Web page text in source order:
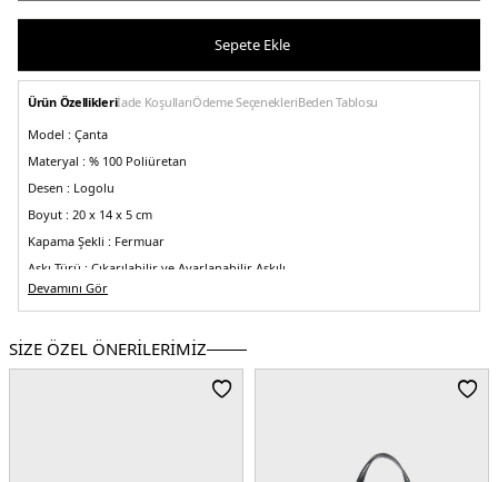
Sepete Ekle
Ürün Özellikleriİade KoşullarıÖdeme SeçenekleriBeden Tablosu
Model : Çanta
Materyal : % 100 Poliüretan
Desen : Logolu
Boyut : 20 x 14 x 5 cm
Kapama Şekli : Fermuar
Askı Türü : Çıkarılabilir ve Ayarlanabilir Askılı
Menşei :Endonezya
5DK29429070A874U6242.03
Devamını Gör
SİZE ÖZEL ÖNERİLERİMİZ